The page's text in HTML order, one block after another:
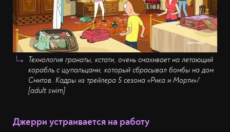
Технология гранаты, кстати, очень смахивает на летающий
корабль с щупальцами, который сбрасывал бомбы на дом
Смитов. Кадры из трейлера 5 сезона «Рика и Морти»/
[adult swim]
Джерри устраивается на работу